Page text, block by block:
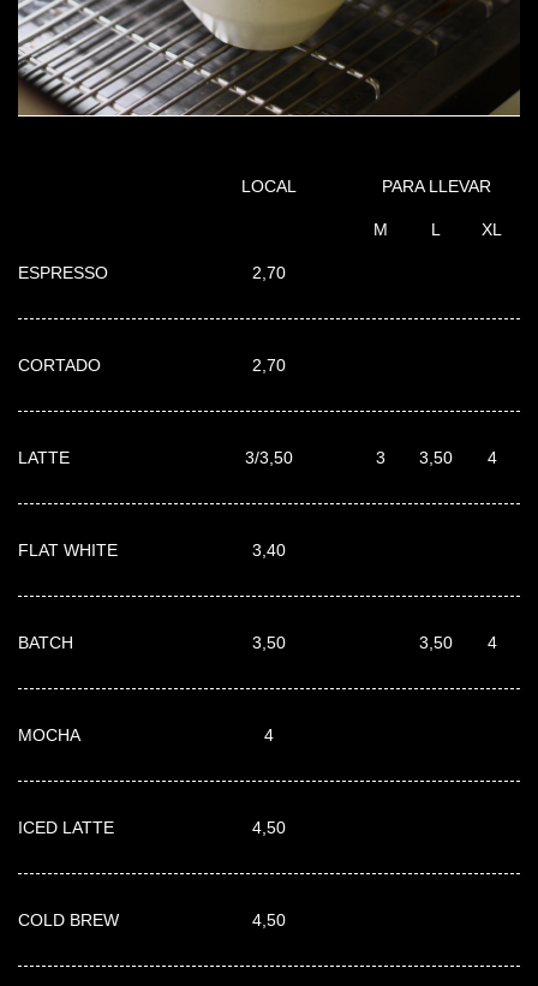
LOCAL PARA LLEVAR
M L XL
ESPRESSO 2,70
CORTADO 2,70
LATTE 3/3,50 3 3,50 4
FLAT WHITE 3,40
BATCH 3,50 3,50 4
MOCHA 4
ICED LATTE 4,50
COLD BREW 4,50